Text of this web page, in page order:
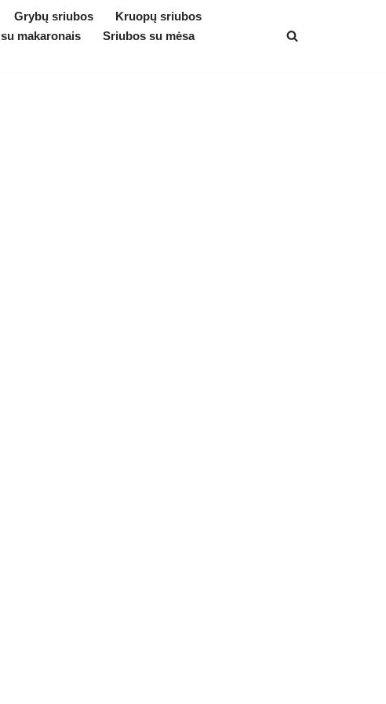
Grybų sriubos
Kruopų sriubos
makaronais
Sriubos su mėsa